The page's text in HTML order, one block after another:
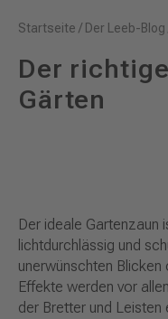
Startseite / Der Leeb-Blog
Der
Gärten
Der ideale Gartenzaun
lichtdurchlässig und
unerwünschten Blicken
Effekte werden vor
der Bretter und